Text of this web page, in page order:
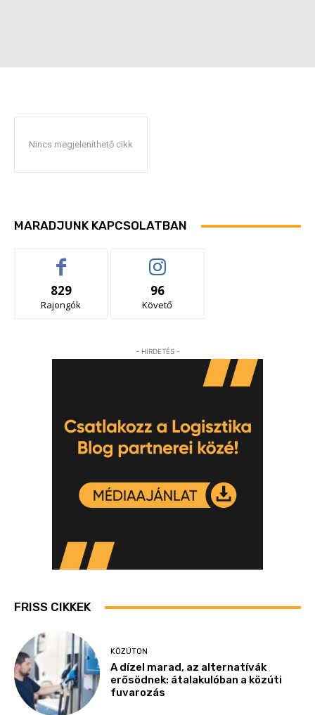
Nincs megjeleníthető cikk
MARADJUNK KAPCSOLATBAN
829
Rajongók
96
Követő
- HIRDETÉS -
FRISS CIKKEK
KÖZÚTON
A dízel marad, az alternatívák
erősödnek: átalakulóban a közúti
fuvarozás